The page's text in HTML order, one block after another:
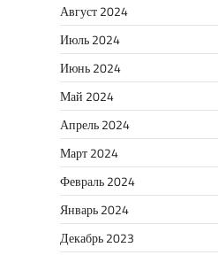
Август 2024
Июль 2024
Июнь 2024
Май 2024
Апрель 2024
Март 2024
Февраль 2024
Январь 2024
Декабрь 2023